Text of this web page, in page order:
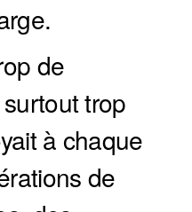
de
trop
à chaque
de